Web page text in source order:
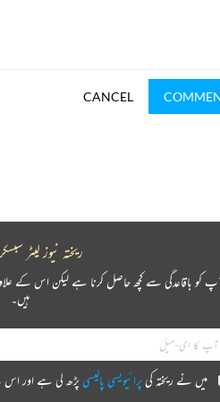
CANCEL
ریختہ نیوز لیٹر
کو باقاعدگی سے کچھ حاصل کرنا ہے لیکن اس کے
ہیں۔
میں نے ریختہ کیپرائیویسی پالیسیپڑھ لی ہے اور